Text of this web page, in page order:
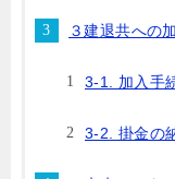
３建退共への
3-1. 加入手
3-2. 掛金の